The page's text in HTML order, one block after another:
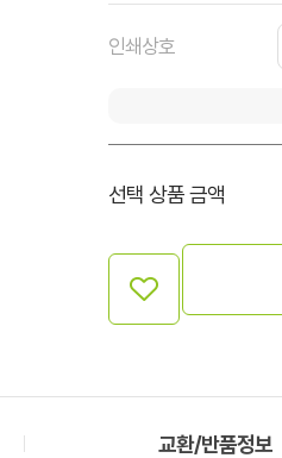
인쇄상호
선택 상품 금액
교환/반품정보